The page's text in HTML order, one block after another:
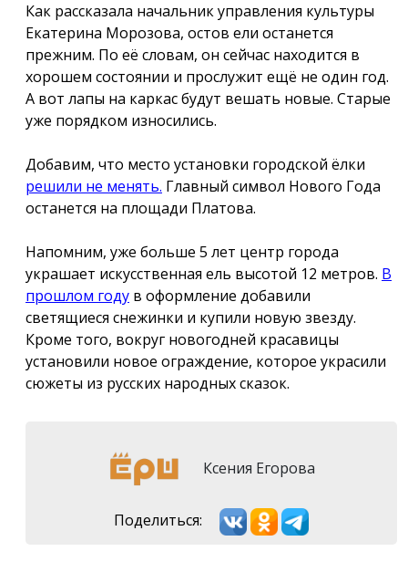
Как рассказала начальник управления культуры
Екатерина Морозова, остов ели останется
прежним. По её словам, он сейчас находится в
хорошем состоянии и прослужит ещё не один год.
А вот лапы на каркас будут вешать новые. Старые
уже порядком износились.
Добавим, что место установки городской ёлки
решили не менять. Главный символ Нового Года
останется на площади Платова.
Напомним, уже больше 5 лет центр города
украшает искусственная ель высотой 12 метров. В
прошлом году в оформление добавили
светящиеся снежинки и купили новую звезду.
Кроме того, вокруг новогодней красавицы
установили новое ограждение, которое украсили
сюжеты из русских народных сказок.
Ксения Егорова
Поделиться: